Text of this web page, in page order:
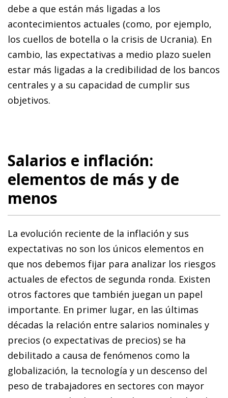
debe a que están más ligadas a los
acontecimientos actuales (como, por ejemplo,
los cuellos de botella o la crisis de Ucrania). En
cambio, las expectativas a medio plazo suelen
estar más ligadas a la credibilidad de los bancos
centrales y a su capacidad de cumplir sus
objetivos.
Salarios e inflación:
elementos de más y de
menos
La evolución reciente de la inflación y sus
expectativas no son los únicos elementos en
que nos debemos fijar para analizar los riesgos
actuales de efectos de segunda ronda. Existen
otros factores que también juegan un papel
importante. En primer lugar, en las últimas
décadas la relación entre salarios nominales y
precios (o expectativas de precios) se ha
debilitado a causa de fenómenos como la
globalización, la tecnología y un descenso del
peso de trabajadores en sectores con mayor